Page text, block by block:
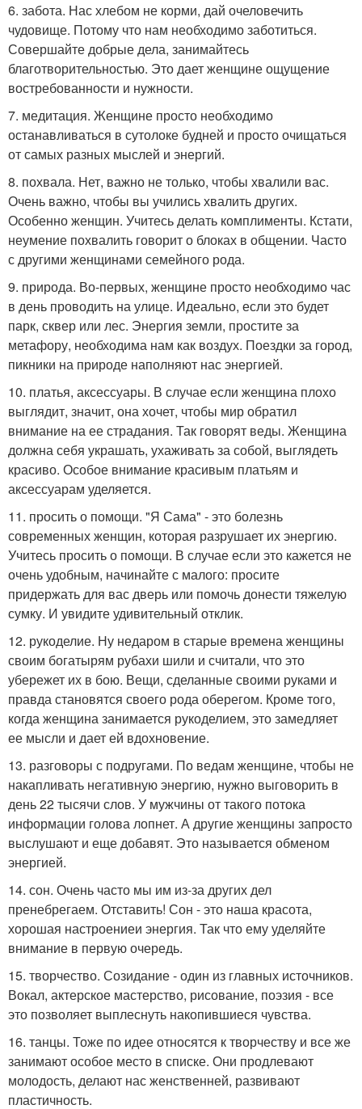
6. забота. Нас хлебом не корми, дай очеловечить
чудовище. Потому что нам необходимо заботиться.
Совершайте добрые дела, занимайтесь
благотворительностью. Это дает женщине ощущение
востребованности и нужности.
7. медитация. Женщине просто необходимо
останавливаться в сутолоке будней и просто очищаться
от самых разных мыслей и энергий.
8. похвала. Нет, важно не только, чтобы хвалили вас.
Очень важно, чтобы вы учились хвалить других.
Особенно женщин. Учитесь делать комплименты. Кстати,
неумение похвалить говорит о блоках в общении. Часто
с другими женщинами семейного рода.
9. природа. Во-первых, женщине просто необходимо час
в день проводить на улице. Идеально, если это будет
парк, сквер или лес. Энергия земли, простите за
метафору, необходима нам как воздух. Поездки за город,
пикники на природе наполняют нас энергией.
10. платья, аксессуары. В случае если женщина плохо
выглядит, значит, она хочет, чтобы мир обратил
внимание на ее страдания. Так говорят веды. Женщина
должна себя украшать, ухаживать за собой, выглядеть
красиво. Особое внимание красивым платьям и
аксессуарам уделяется.
11. просить о помощи. "Я Сама" - это болезнь
современных женщин, которая разрушает их энергию.
Учитесь просить о помощи. В случае если это кажется не
очень удобным, начинайте с малого: просите
придержать для вас дверь или помочь донести тяжелую
сумку. И увидите удивительный отклик.
12. рукоделие. Ну недаром в старые времена женщины
своим богатырям рубахи шили и считали, что это
убережет их в бою. Вещи, сделанные своими руками и
правда становятся своего рода оберегом. Кроме того,
когда женщина занимается рукоделием, это замедляет
ее мысли и дает ей вдохновение.
13. разговоры с подругами. По ведам женщине, чтобы не
накапливать негативную энергию, нужно выговорить в
день 22 тысячи слов. У мужчины от такого потока
информации голова лопнет. А другие женщины запросто
выслушают и еще добавят. Это называется обменом
энергией.
14. сон. Очень часто мы им из-за других дел
пренебрегаем. Отставить! Сон - это наша красота,
хорошая настроениеи энергия. Так что ему уделяйте
внимание в первую очередь.
15. творчество. Созидание - один из главных источников.
Вокал, актерское мастерство, рисование, поэзия - все
это позволяет выплеснуть накопившиеся чувства.
16. танцы. Тоже по идее относятся к творчеству и все же
занимают особое место в списке. Они продлевают
молодость, делают нас женственней, развивают
пластичность.